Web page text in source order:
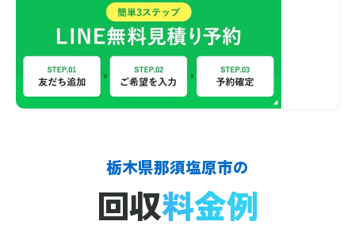
栃木県那須塩原市の
回収料金例